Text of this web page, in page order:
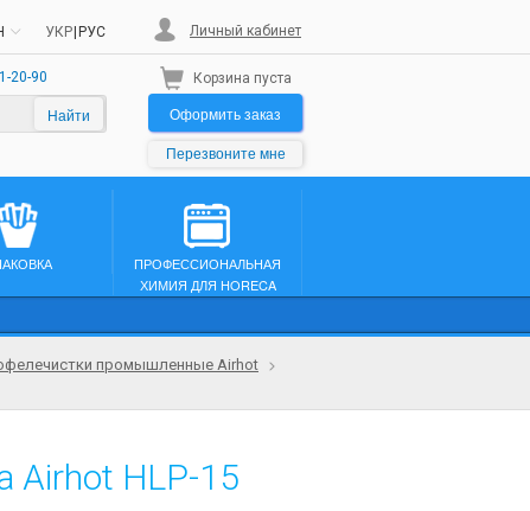
РУС
УКР Личный кабинет
20-90
Найти
Корзина пуста
Оформить заказ
Перезвоните мне
ПРОФЕССИОНАЛЬНАЯ
ХИМИЯ ДЛЯ HORECA
промышленные Airhot
Airhot HLP-15